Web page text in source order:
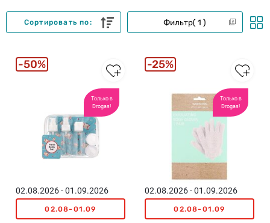
Фильтр 1
Сортировать по:
Только в
Drogas!
02.08.2026 - 01.09.2026
02.08-01.09
50%
Только в
Drogas!
02.08.2026 - 01.09.2026
02.08-01.09
25%